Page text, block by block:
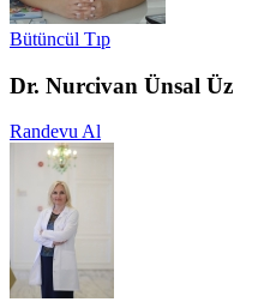
Bütüncül Tıp
Dr. Nurcivan Ünsal Üz
Randevu Al